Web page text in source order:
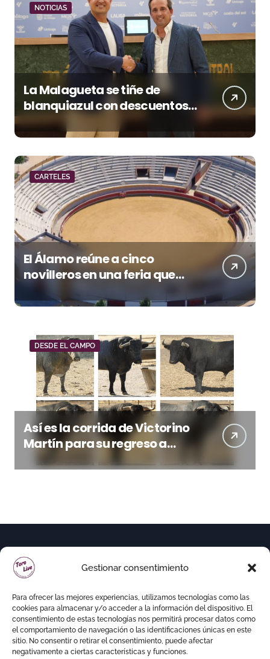
Gestionar consentimiento
Para ofrecer las mejores experiencias, utilizamos tecnologías como las
cookies para almacenar y/o acceder a la información del dispositivo. El
consentimiento de estas tecnologías nos permitirá procesar datos como
el comportamiento de navegación o las identificaciones únicas en este
sitio. No consentir o retirar el consentimiento, puede afectar
negativamente a ciertas características y funciones.
NOTICIAS
La Malagueta se tiñe de
blanquiazul con descuentos
y una corrida homenaje al
Málaga CF
CARTELES
El Álamo reúne a cinco
novilleros en una feria que
vuelve a mirar al futuro
DESDE EL CAMPO
Así es la corrida de Victorino
Martín para su regreso a
Huesca trece años después
(Imágenes)